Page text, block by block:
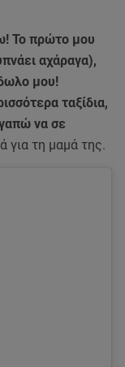
Το πρώτο μου
αχάραγα),
μου!
ταξίδια,
να σε
για τη μαμά της.